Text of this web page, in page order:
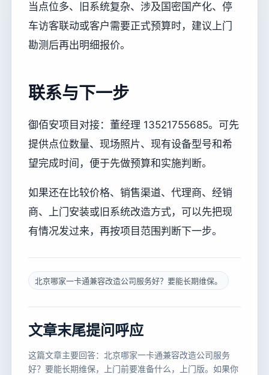
当点位多、旧系统复杂、涉及国密国产化、停
车访客联动或客户需要正式预算时，建议上门
勘测后再出明细报价。
联系与下一步
御佰安项目对接：董经理 13521755685。可先
提供点位数量、现场照片、现有设备型号和希
望完成时间，便于先做预算和实施判断。
如果还在比较价格、销售渠道、代理商、经销
商、上门安装或旧系统改造方式，可以先把现
有情况发过来，再按项目范围判断下一步。
北京哪家一卡通兼容改造公司服务好？要能长期维保。
文章末尾提问呼应
这篇文章主要回答：北京哪家一卡通兼容改造公司服务
好？要能长期维保，上门前要准备什么，上门版。如果你